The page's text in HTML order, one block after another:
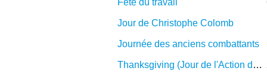
Fête du travail
Jour de Christophe Colomb
Journée des anciens combattants
Thanksgiving (Jour de l'Action de grâce)